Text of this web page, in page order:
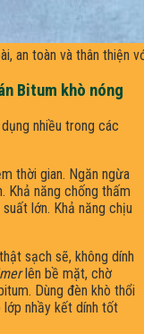
an toàn và thân thiện
Bitum khò nóng
nhiều trong các
thời gian. Ngăn ngừa
Khả năng chống thấm
lớn. Khả năng chịu
sạch sẽ, không dính
lên bề mặt, chờ
Dùng đèn khò thổi
lớp nhầy kết dính tốt